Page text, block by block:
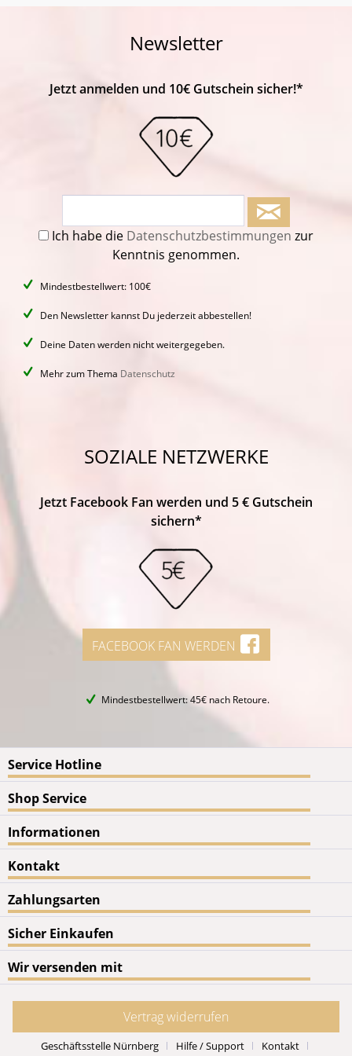
Newsletter
Jetzt anmelden und 10€ Gutschein sicher!*
Ich habe die Datenschutzbestimmungen zur
Kenntnis genommen.
Mindestbestellwert: 100€
Den Newsletter kannst Du jederzeit abbestellen!
Deine Daten werden nicht weitergegeben.
Mehr zum Thema Datenschutz
SOZIALE NETZWERKE
Jetzt Facebook Fan werden und 5 € Gutschein
sichern*
FACEBOOK FAN WERDEN
Mindestbestellwert: 45€ nach Retoure.
Service Hotline
Shop Service
Informationen
Kontakt
Zahlungsarten
Sicher Einkaufen
Wir versenden mit
Vertrag widerrufen
Geschäftsstelle Nürnberg Hilfe / Support Kontakt